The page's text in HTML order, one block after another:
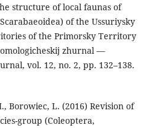
structure of local faunas of
of the Ussuriysky
of the Primorsky Territory
zhurnal —
vol. 12, no. 2, pp. 132–138.
Borowiec, L. (2016) Revision of
group (Coleoptera,